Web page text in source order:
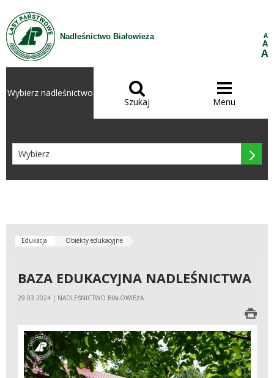
Przejdź do treści
Nadleśnictwo Białowieża A
A
A
Wybierz nadleśnictwo 
Szukaj

Menu

Edukacja Obiekty edukacyjne
BAZA EDUKACYJNA NADLEŚNICTWA
29.03.2024 | NADLEŚNICTWO BIAŁOWIEŻA